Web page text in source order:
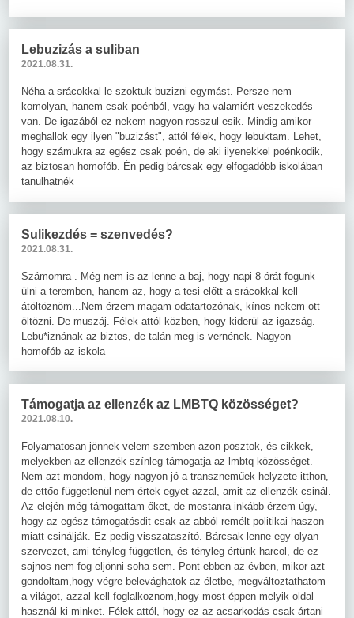
Lebuzizás a suliban
2021.08.31.
Néha a srácokkal le szoktuk buzizni egymást. Persze nem
komolyan, hanem csak poénból, vagy ha valamiért veszekedés
van. De igazából ez nekem nagyon rosszul esik. Mindig amikor
meghallok egy ilyen "buzizást", attól félek, hogy lebuktam. Lehet,
hogy számukra az egész csak poén, de aki ilyenekkel poénkodik,
az biztosan homofób. Én pedig bárcsak egy elfogadóbb iskolában
tanulhatnék
Sulikezdés = szenvedés?
2021.08.31.
Számomra . Még nem is az lenne a baj, hogy napi 8 órát fogunk
ülni a teremben, hanem az, hogy a tesi előtt a srácokkal kell
átöltöznöm...Nem érzem magam odatartozónak, kínos nekem ott
öltözni. De muszáj. Félek attól közben, hogy kiderül az igazság.
Lebu*iznának az biztos, de talán meg is vernének. Nagyon
homofób az iskola
Támogatja az ellenzék az LMBTQ közösséget?
2021.08.10.
Folyamatosan jönnek velem szemben azon posztok, és cikkek,
melyekben az ellenzék színleg támogatja az lmbtq közösséget.
Nem azt mondom, hogy nagyon jó a transzneműek helyzete itthon,
de ettőo függetlenül nem értek egyet azzal, amit az ellenzék csinál.
Az elején még támogattam őket, de mostanra inkább érzem úgy,
hogy az egész támogatósdit csak az abból remélt politikai haszon
miatt csinálják. Ez pedig visszataszító. Bárcsak lenne egy olyan
szervezet, ami tényleg független, és tényleg értünk harcol, de ez
sajnos nem fog eljönni soha sem. Pont ebben az évben, mikor azt
gondoltam,hogy végre belevághatok az életbe, megváltoztathatom
a világot, azzal kell foglalkoznom,hogy most éppen melyik oldal
használ ki minket. Félek attól, hogy ez az acsarkodás csak ártani